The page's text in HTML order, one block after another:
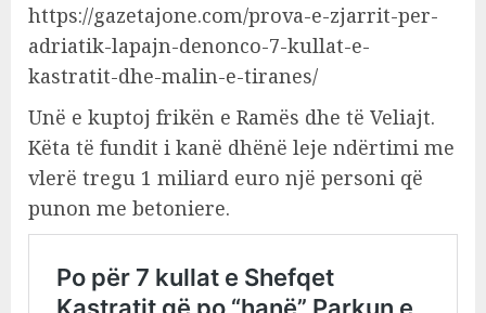
https://gazetajone.com/prova-e-zjarrit-per-
adriatik-lapajn-denonco-7-kullat-e-
kastratit-dhe-malin-e-tiranes/
Unë e kuptoj frikën e Ramës dhe të Veliajt.
Këta të fundit i kanë dhënë leje ndërtimi me
vlerë tregu 1 miliard euro një personi që
punon me betoniere.